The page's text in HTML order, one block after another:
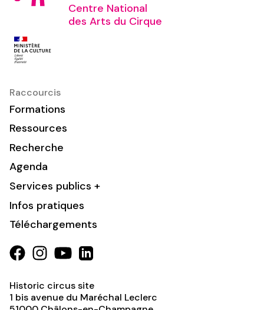
Centre National
des Arts du Cirque
Raccourcis
Formations
Ressources
Recherche
Agenda
Services publics +
Infos pratiques
Téléchargements
Historic circus site
1 bis avenue du Maréchal Leclerc